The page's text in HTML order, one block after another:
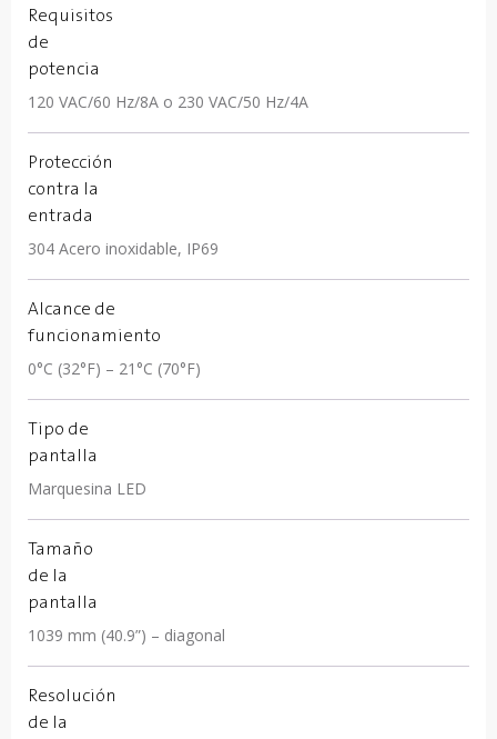
Requisitos
de
potencia
120 VAC/60 Hz/8A o 230 VAC/50 Hz/4A
Protección
contra la
entrada
304 Acero inoxidable, IP69
Alcance de
funcionamiento
0°C (32°F) – 21°C (70°F)
Tipo de
pantalla
Marquesina LED
Tamaño
de la
pantalla
1039 mm (40.9”) – diagonal
Resolución
de la